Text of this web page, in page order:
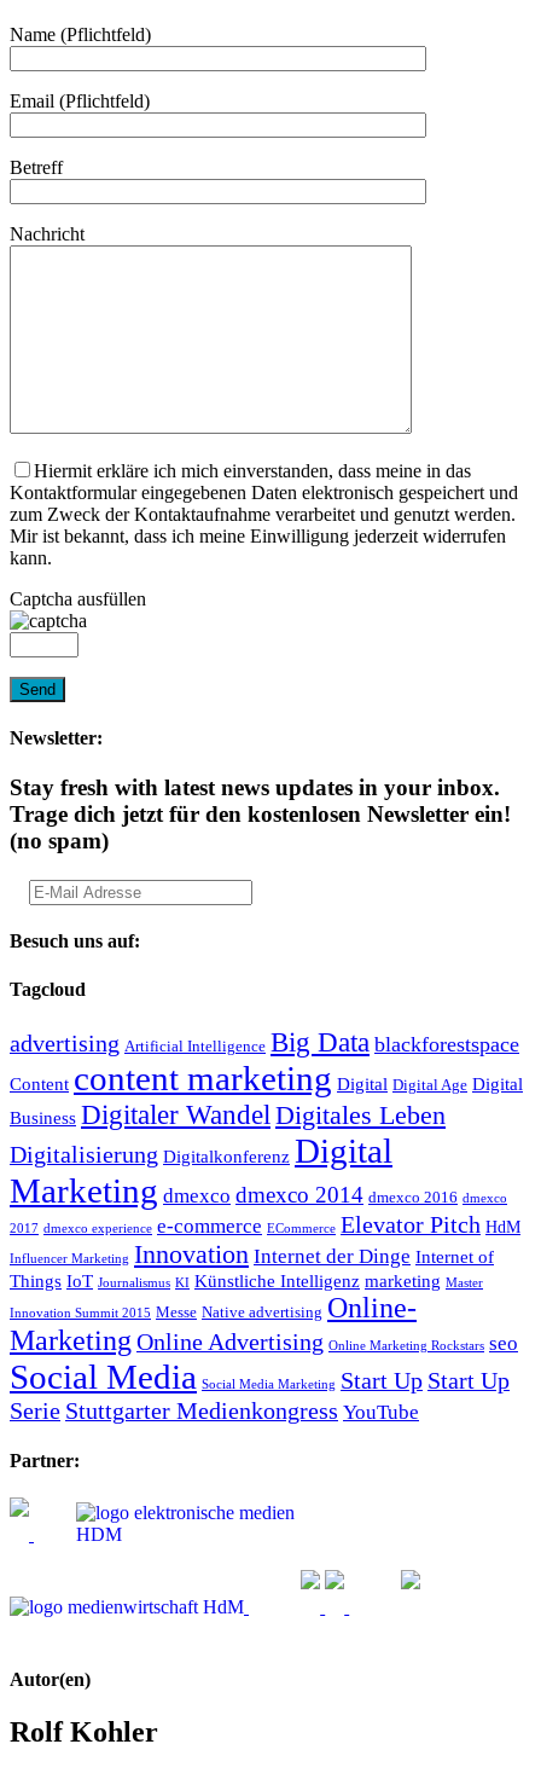
Name (Pflichtfeld)
Email (Pflichtfeld)
Betreff
Nachricht
Hiermit erkläre ich mich einverstanden, dass meine in das
Kontaktformular eingegebenen Daten elektronisch gespeichert und
zum Zweck der Kontaktaufnahme verarbeitet und genutzt werden.
Mir ist bekannt, dass ich meine Einwilligung jederzeit widerrufen
kann.
Captcha ausfüllen
Newsletter:
Stay fresh with latest news updates in your inbox.
Trage dich jetzt für den kostenlosen Newsletter ein!
(no spam)
Besuch uns auf:
Tagcloud
advertising Artificial Intelligence Big Data blackforestspace
Content content marketing Digital Digital Age Digital
Business Digitaler Wandel Digitales Leben
Digitalisierung Digitalkonferenz Digital
Marketing dmexco dmexco 2014 dmexco 2016 dmexco
2017 dmexco experience e-commerce ECommerce Elevator Pitch HdM
Influencer Marketing Innovation Internet der Dinge Internet of
Things IoT Journalismus KI Künstliche Intelligenz marketing Master
Innovation Summit 2015 Messe Native advertising Online-
Marketing Online Advertising Online Marketing Rockstars seo
Social Media Social Media Marketing Start Up Start Up
Serie Stuttgarter Medienkongress YouTube
Partner:
Autor(en)
Rolf Kohler